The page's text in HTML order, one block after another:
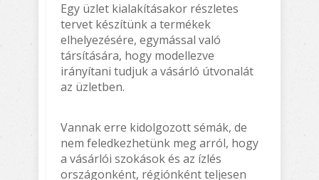
Egy üzlet kialakításakor részletes
tervet készítünk a termékek
elhelyezésére, egymással való
társítására, hogy modellezve
irányítani tudjuk a vásárló útvonalát
az üzletben.
Vannak erre kidolgozott sémák, de
nem feledkezhetünk meg arról, hogy
a vásárlói szokások és az ízlés
országonként, régiónként teljesen